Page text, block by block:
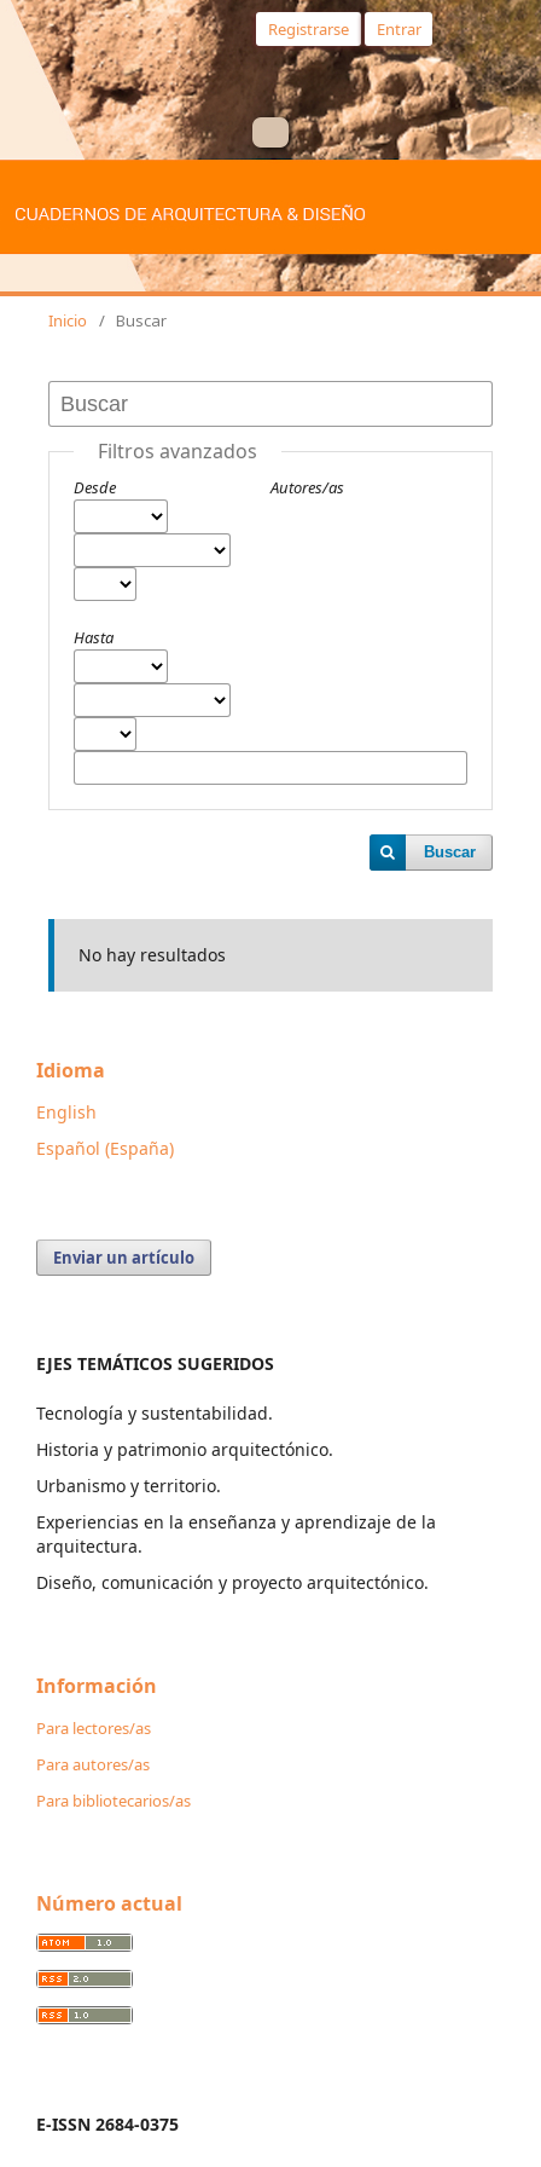
Registrarse Entrar
Inicio / Buscar
Filtros avanzados
Desde
Hasta
Autores/as
Buscar
No hay resultados
Idioma
English
Español (España)
Enviar un artículo
EJES TEMÁTICOS SUGERIDOS
Tecnología y sustentabilidad.
Historia y patrimonio arquitectónico.
Urbanismo y territorio.
Experiencias en la enseñanza y aprendizaje de la
arquitectura.
Diseño, comunicación y proyecto arquitectónico.
Información
Para lectores/as
Para autores/as
Para bibliotecarios/as
Número actual
E-ISSN 2684-0375